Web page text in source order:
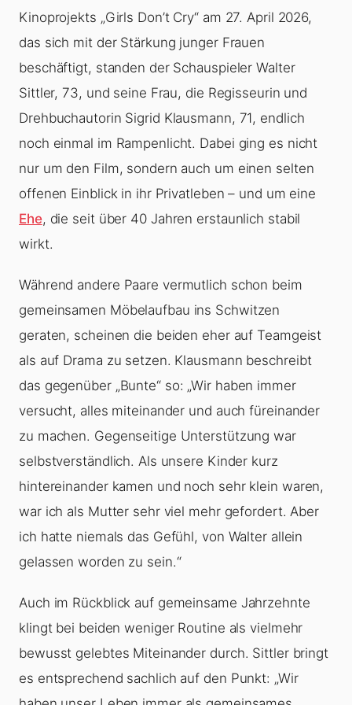
Kinoprojekts „Girls Don’t Cry“ am 27. April 2026,
das sich mit der Stärkung junger Frauen
beschäftigt, standen der Schauspieler Walter
Sittler, 73, und seine Frau, die Regisseurin und
Drehbuchautorin Sigrid Klausmann, 71, endlich
noch einmal im Rampenlicht. Dabei ging es nicht
nur um den Film, sondern auch um einen selten
offenen Einblick in ihr Privatleben – und um eine
Ehe, die seit über 40 Jahren erstaunlich stabil
wirkt.
Während andere Paare vermutlich schon beim
gemeinsamen Möbelaufbau ins Schwitzen
geraten, scheinen die beiden eher auf Teamgeist
als auf Drama zu setzen. Klausmann beschreibt
das gegenüber „Bunte“ so: „Wir haben immer
versucht, alles miteinander und auch füreinander
zu machen. Gegenseitige Unterstützung war
selbstverständlich. Als unsere Kinder kurz
hintereinander kamen und noch sehr klein waren,
war ich als Mutter sehr viel mehr gefordert. Aber
ich hatte niemals das Gefühl, von Walter allein
gelassen worden zu sein.“
Auch im Rückblick auf gemeinsame Jahrzehnte
klingt bei beiden weniger Routine als vielmehr
bewusst gelebtes Miteinander durch. Sittler bringt
es entsprechend sachlich auf den Punkt: „Wir